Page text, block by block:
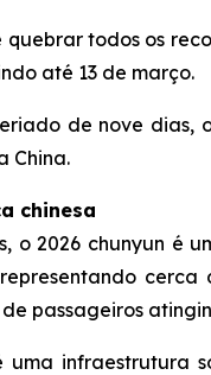
quebrar todos os
até 13 de março.
de nove dias,
China.
chinesa
o 2026 chunyun é
passageiros
uma infraestrutura